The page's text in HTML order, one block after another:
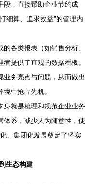
段，直接帮助企业节约成
细算、追求效益”的管理内
的各类报表（如销售分析、
提供了直观的数据看板。
业务亮点与问题，从而做出
中抢占先机。
身就是梳理和规范企业业务
体系，减少人为随意性，使
、集团化发展奠定了坚实
生态构建